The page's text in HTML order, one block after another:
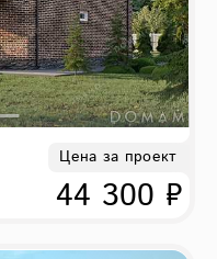
Цена за проект
44 300 ₽